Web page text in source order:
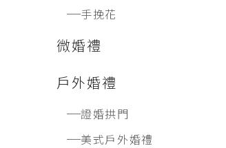
手挽花
微婚禮
戶外婚禮
證婚拱門
美式戶外婚禮